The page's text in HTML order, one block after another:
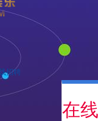
招聘
在